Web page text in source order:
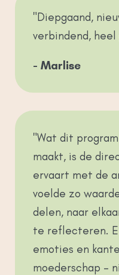
"Diepgaand,
verbindend,
- Marlise
"Wat dit
maakt, is de
ervaart met de
voelde zo
delen, naar
te reflecteren.
emoties en
moederschap –